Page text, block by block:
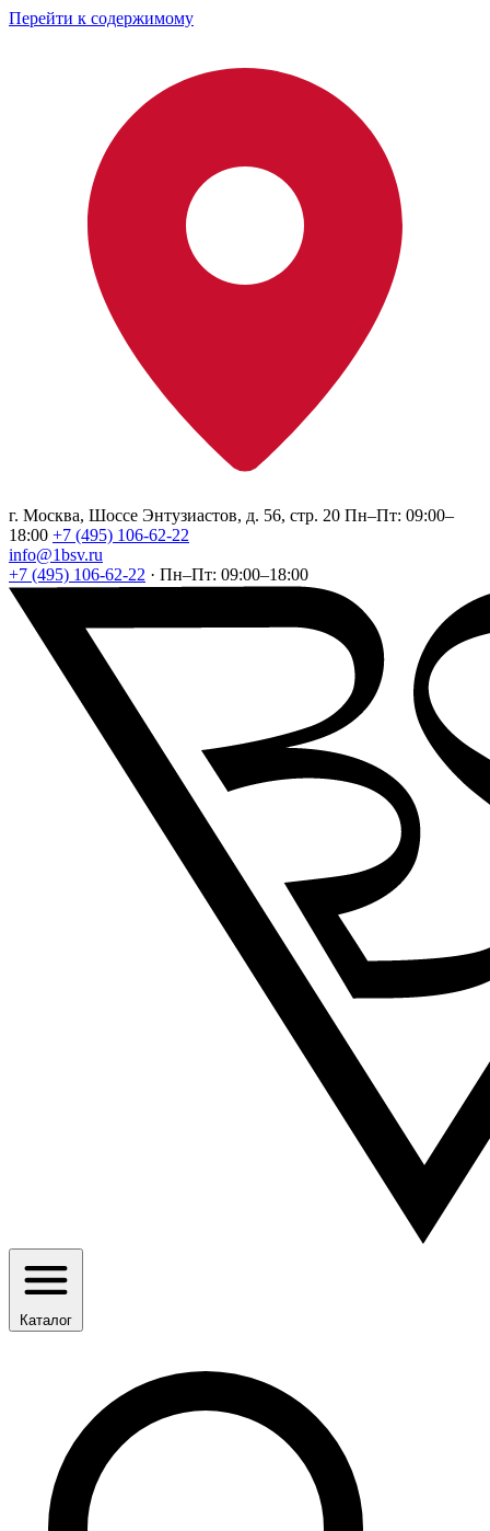
Перейти к содержимому
г. Москва, Шоссе Энтузиастов, д. 56, стр. 20 Пн–Пт: 09:00–
18:00 +7 (495) 106-62-22
info@1bsv.ru
+7 (495) 106-62-22 · Пн–Пт: 09:00–18:00
Каталог